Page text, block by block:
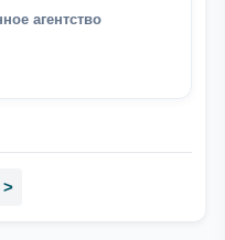
агентство
>